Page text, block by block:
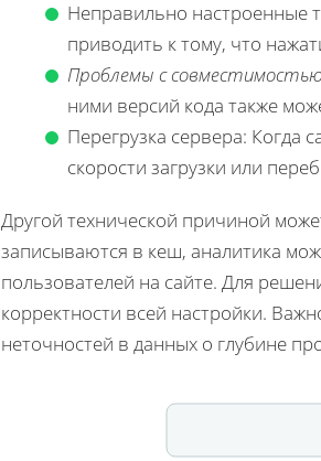
Неправильно настроенные
приводить к тому, что
Проблемы с совместимостью
ними версий кода также
Перегрузка сервера: Когда
скорости загрузки или
Другой технической причиной
записываются в кеш, аналитика
пользователей на сайте. Для
корректности всей настройки.
неточностей в данных о глубине